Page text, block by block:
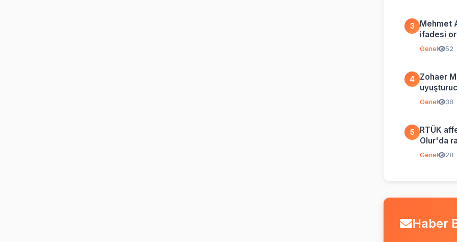
3
Mehmet
ifadesi
özür
Genel 52
4
Zohaer
ifşa etti
Genel 38
5
RTÜK
Olur'da
Genel 28
Haber